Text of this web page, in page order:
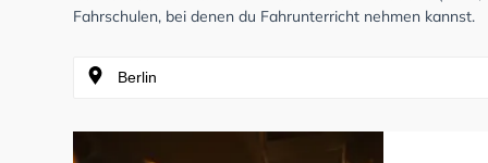
Fahrschulen, bei denen du Fahrunterricht nehmen kannst.